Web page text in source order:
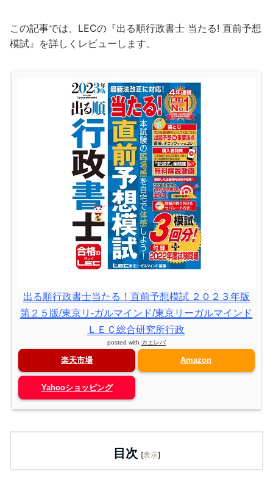
この記事では、LECの『出る順行政書士 当たる! 直前予想
模試』を詳しくレビューします。
出る順行政書士当たる！直前予想模試 ２０２３年版
第２５版/東京リ-ガルマインド/東京リーガルマインド
ＬＥＣ総合研究所行政
posted with カエレバ
楽天市場 Amazon
Yahooショッピング
目次 [表示]